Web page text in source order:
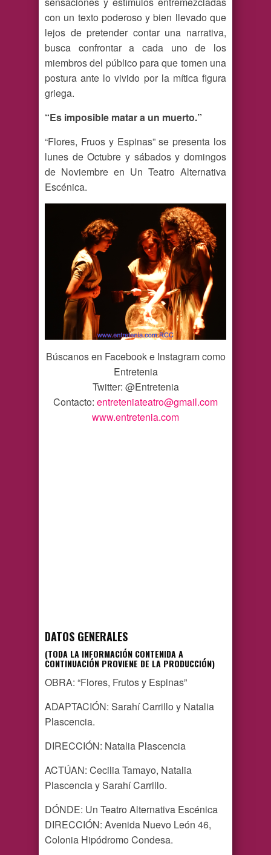
con un texto poderoso y bien llevado que
lejos de pretender contar una narrativa,
busca confrontar a cada uno de los
miembros del público para que tomen una
postura ante lo vivido por la mítica figura
griega.
“Es imposible matar a un muerto.”
“Flores, Fruos y Espinas” se presenta los
lunes de Octubre y sábados y domingos
de Noviembre en Un Teatro Alternativa
Escénica.
Búscanos en Facebook e Instagram como
Entretenia
Twitter: @Entretenia
Contacto: entreteniateatro@gmail.com
www.entretenia.com
DATOS GENERALES
(TODA LA INFORMACIÓN CONTENIDA A
CONTINUACIÓN PROVIENE DE LA PRODUCCIÓN)
OBRA: “Flores, Frutos y Espinas”
ADAPTACIÓN: Sarahí Carrillo y Natalia
Plascencia.
DIRECCIÓN: Natalia Plascencia
ACTÚAN: Cecilia Tamayo, Natalia
Plascencia y Sarahí Carrillo.
DÓNDE: Un Teatro Alternativa Escénica
DIRECCIÓN: Avenida Nuevo León 46,
Colonia Hipódromo Condesa.